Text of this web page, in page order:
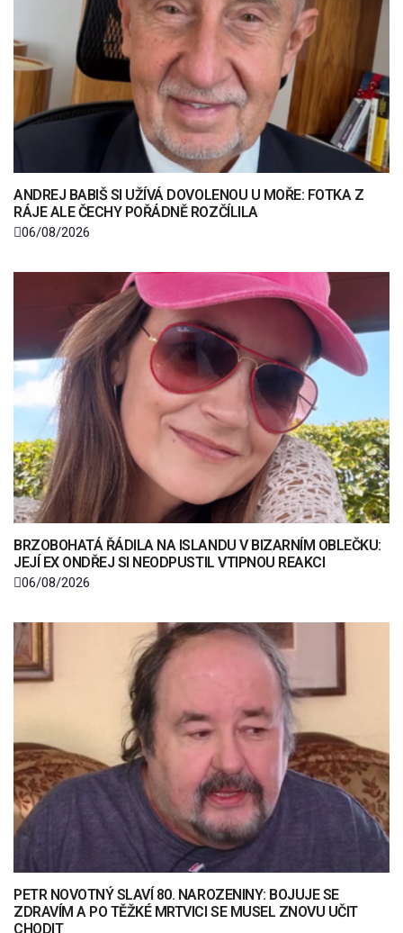
ANDREJ BABIŠ SI UŽÍVÁ DOVOLENOU U MOŘE: FOTKA Z
RÁJE ALE ČECHY POŘÁDNĚ ROZČÍLILA
06/08/2026
BRZOBOHATÁ ŘÁDILA NA ISLANDU V BIZARNÍM OBLEČKU:
JEJÍ EX ONDŘEJ SI NEODPUSTIL VTIPNOU REAKCI
06/08/2026
PETR NOVOTNÝ SLAVÍ 80. NAROZENINY: BOJUJE SE
ZDRAVÍM A PO TĚŽKÉ MRTVICI SE MUSEL ZNOVU UČIT
CHODIT